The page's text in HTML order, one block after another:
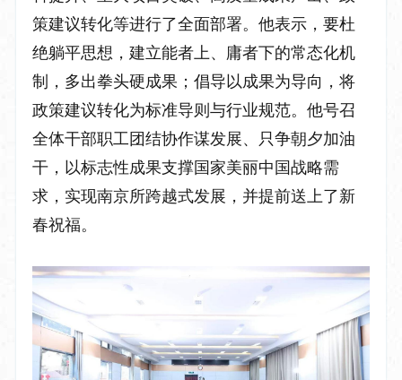
策建议转化等进行了全面部署。他表示，要杜
绝躺平思想，建立能者上、庸者下的常态化机
制
， 多出拳头硬成果；倡导以成果为导向，将
政策建议转化为标准导则与行业规范。他号召
全体干部职工团结协作谋发展、 只争朝夕加油
干，以标志性成果支撑国家美丽中国战略需
求，实现南京所跨越式发展，并提前送上了新
春祝福。